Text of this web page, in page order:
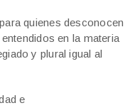
quienes desconocen
en la materia
y plural igual al
e